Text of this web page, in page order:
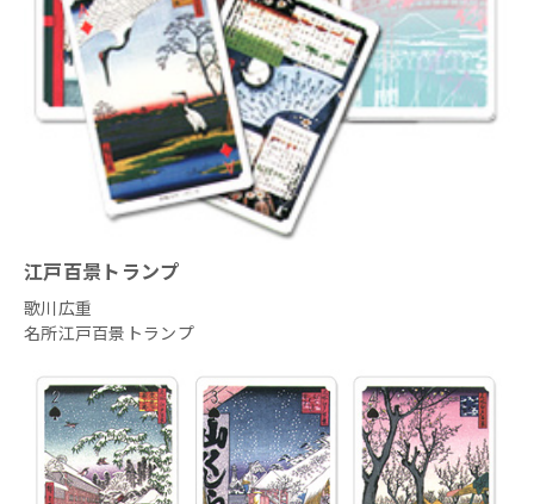
江戸百景トランプ
歌川広重
名所江戸百景トランプ